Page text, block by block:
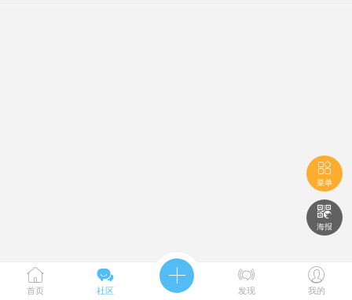

菜单

海报

首页

社区
 
发现

我的